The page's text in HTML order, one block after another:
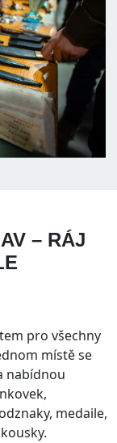
– RÁJ
pro všechny
místě se
nabídnou
medaile,